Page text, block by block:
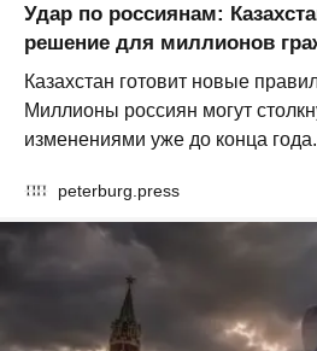
Удар по россиянам:
решение для миллионов
Казахстан готовит новые
Миллионы россиян могут
изменениями уже до конца
peterburg.press